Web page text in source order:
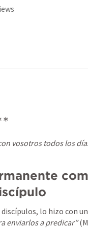
vosotros todos los
enviarlos a predicar” (